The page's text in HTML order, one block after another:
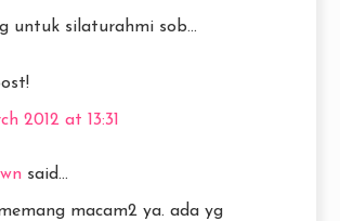
untuk silaturahmi sob...
2012 at 13:31
said...
macam2 ya. ada yg